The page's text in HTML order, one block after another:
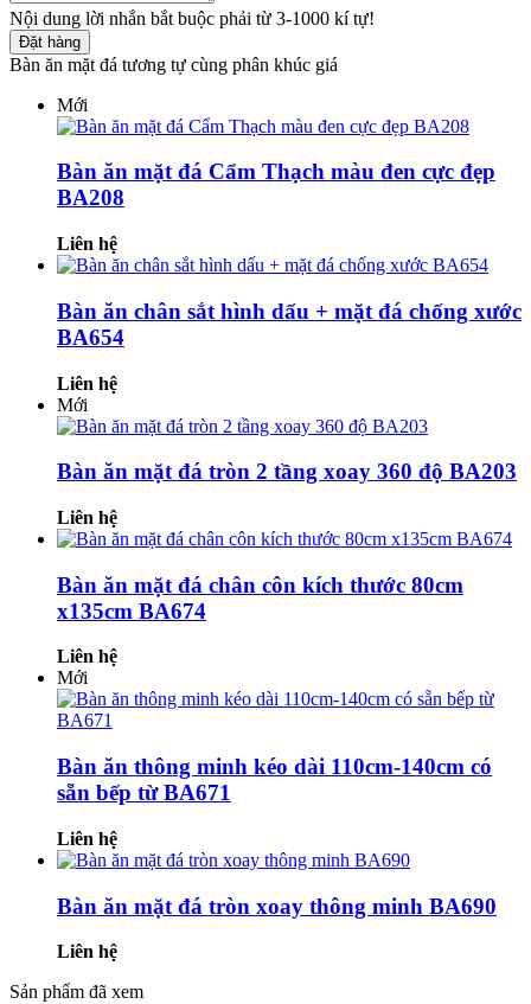
Nội dung lời nhắn bắt buộc phải từ 3-1000 kí tự!
Đặt hàng
Bàn ăn mặt đá tương tự cùng phân khúc giá
Mới
Bàn ăn mặt đá Cẩm Thạch màu đen cực đẹp
BA208
Liên hệ
Bàn ăn chân sắt hình dấu + mặt đá chống xước
BA654
Liên hệ
Mới
Bàn ăn mặt đá tròn 2 tầng xoay 360 độ BA203
Liên hệ
Bàn ăn mặt đá chân côn kích thước 80cm
x135cm BA674
Liên hệ
Mới
Bàn ăn thông minh kéo dài 110cm-140cm có
sẵn bếp từ BA671
Liên hệ
Bàn ăn mặt đá tròn xoay thông minh BA690
Liên hệ
Sản phẩm đã xem